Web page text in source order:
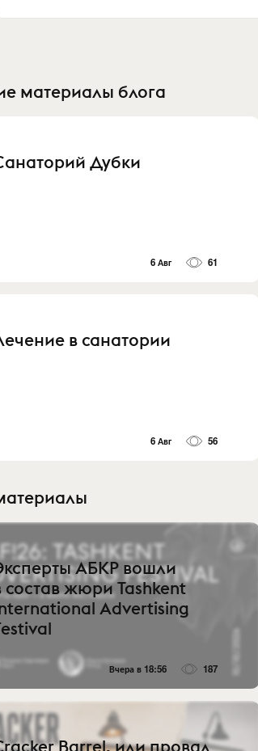
материалы блога
Дубки
6 Авг 61
в санатории
6 Авг 56
АБКР вошли
состав жюри Tashkent
Advertising
Вчера в 18:56 187
Barrel, или провал